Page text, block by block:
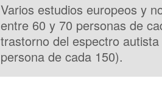
Varios estudios europeos y
entre 60 y 70 personas de
trastorno del espectro
persona de cada 150).